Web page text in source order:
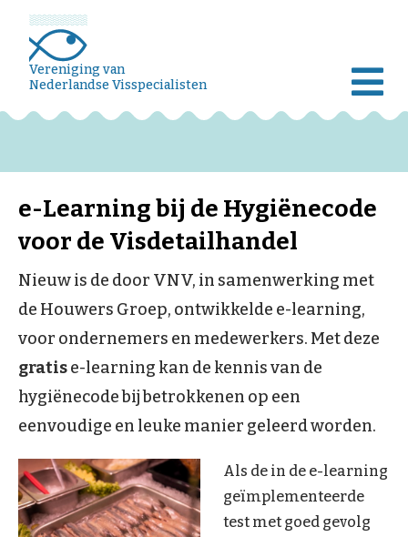
Vereniging van
Nederlandse Visspecialisten
e-Learning bij de Hygiënecode
voor de Visdetailhandel
Nieuw is de door VNV, in samenwerking met
de Houwers Groep, ontwikkelde e-learning,
voor ondernemers en medewerkers. Met deze
gratise-learning kan de kennis van de
hygiënecode bij betrokkenen op een
eenvoudige en leuke manier geleerd worden.
Als de in de e-learning
geïmplementeerde
test met goed gevolg